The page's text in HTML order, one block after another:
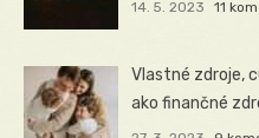
14. 5. 2023 11
Vlastné zdroje,
ako finančné